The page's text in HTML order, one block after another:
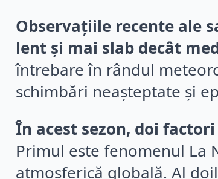
Observațiile recente ale
lent și mai slab decât
întrebare în rândul
schimbări neașteptate și
În acest sezon, doi
Primul este fenomenul La
atmosferică globală. Al